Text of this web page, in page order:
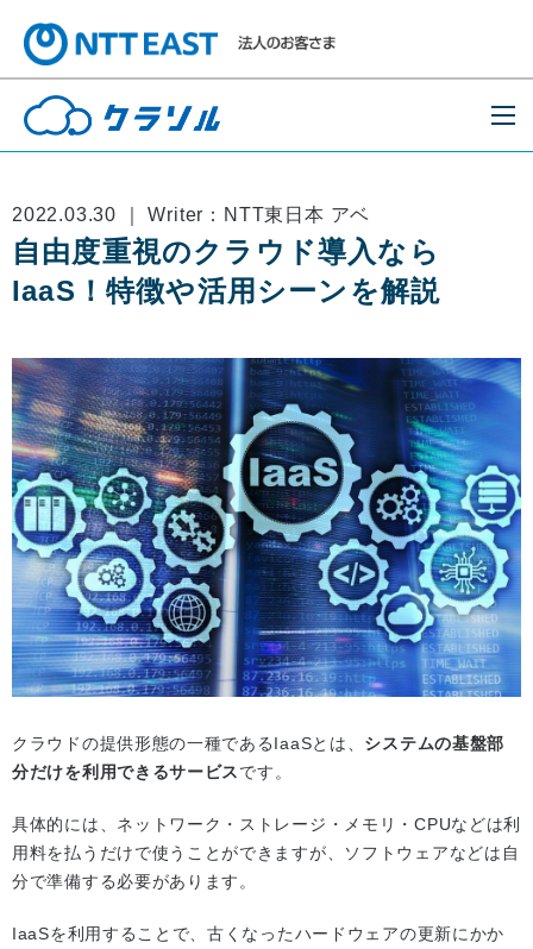
2022.03.30 ｜ Writer：NTT東日本 アベ
自由度重視のクラウド導入なら
IaaS！特徴や活用シーンを解説
クラウドの提供形態の一種であるIaaSとは、 システムの基盤部
分だけを利用できるサービスです。
具体的には、ネットワーク・ストレージ・メモリ・CPUなどは利
用料を払うだけで使うことができますが、ソフトウェアなどは自
分で準備する必要があります。
IaaSを利用することで、古くなったハードウェアの更新にかか